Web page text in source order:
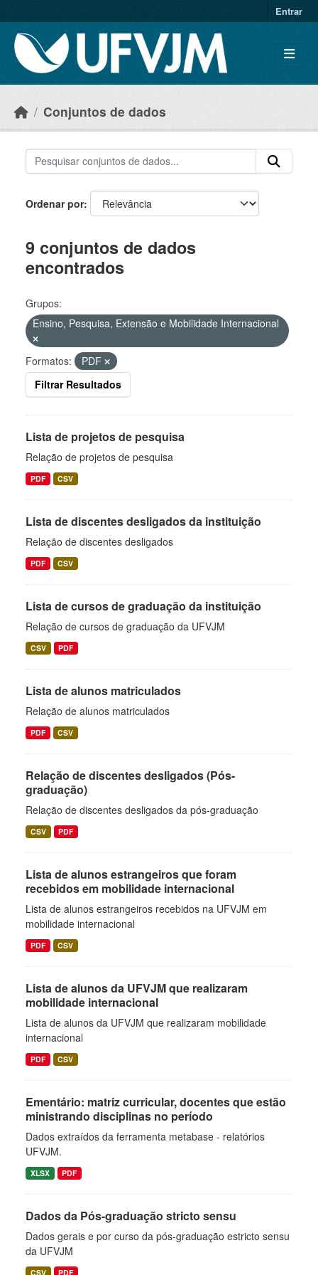
Entrar
Conjuntos de dados
Ordenar por
9 conjuntos de dados
encontrados
Grupos:
Ensino, Pesquisa, Extensão e Mobilidade Internacional
Formatos:
PDF
Filtrar Resultados
Lista de projetos de pesquisa
Relação de projetos de pesquisa
PDF CSV
Lista de discentes desligados da instituição
Relação de discentes desligados
PDF CSV
Lista de cursos de graduação da instituição
Relação de cursos de graduação da UFVJM
CSV PDF
Lista de alunos matriculados
Relação de alunos matriculados
PDF CSV
Relação de discentes desligados (Pós-
graduação)
Relação de discentes desligados da pós-graduação
CSV PDF
Lista de alunos estrangeiros que foram
recebidos em mobilidade internacional
Lista de alunos estrangeiros recebidos na UFVJM em
mobilidade internacional
PDF CSV
Lista de alunos da UFVJM que realizaram
mobilidade internacional
Lista de alunos da UFVJM que realizaram mobilidade
internacional
PDF CSV
Ementário: matriz curricular, docentes que estão
ministrando disciplinas no período
Dados extraídos da ferramenta metabase - relatórios
UFVJM.
XLSX PDF
Dados da Pós-graduação stricto sensu
Dados gerais e por curso da pós-graduação estricto sensu
da UFVJM
CSV PDF